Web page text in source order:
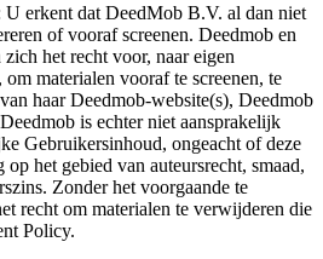
erkent dat DeedMob B.V. al dan niet
of vooraf screenen. Deedmob en
het recht voor, naar eigen
materialen vooraf te screenen, te
haar Deedmob-website(s), Deedmob
is echter niet aansprakelijk
Gebruikersinhoud, ongeacht of deze
het gebied van auteursrecht, smaad,
Zonder het voorgaande te
recht om materialen te verwijderen die
Policy.